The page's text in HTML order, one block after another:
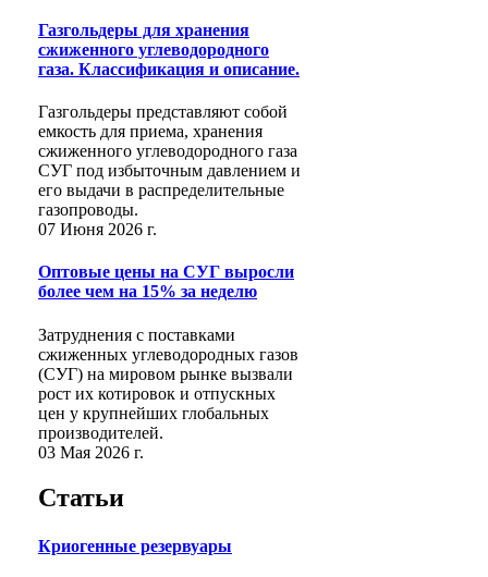
Газгольдеры для хранения
сжиженного углеводородного
газа. Классификация и описание.
Газгольдеры представляют собой
емкость для приема, хранения
сжиженного углеводородного газа
СУГ под избыточным давлением и
его выдачи в распределительные
газопроводы.
07 Июня 2026 г.
Оптовые цены на СУГ выросли
более чем на 15% за неделю
Затруднения с поставками
сжиженных углеводородных газов
(СУГ) на мировом рынке вызвали
рост их котировок и отпускных
цен у крупнейших глобальных
производителей.
03 Мая 2026 г.
Статьи
Криогенные резервуары